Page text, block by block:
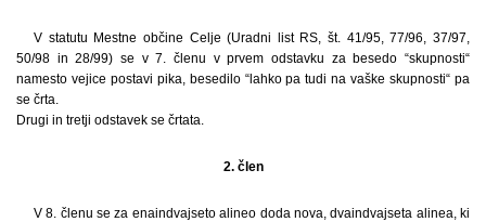
V statutu Mestne občine Celje (Uradni list RS, št. 41/95, 77/96, 37/97,
50/98 in 28/99) se v 7. členu v prvem odstavku za besedo “skupnosti“
namesto vejice postavi pika, besedilo “lahko pa tudi na vaške skupnosti“ pa
se črta.
Drugi in tretji odstavek se črtata.
2. člen
V 8. členu se za enaindvajseto alineo doda nova, dvaindvajseta alinea, ki